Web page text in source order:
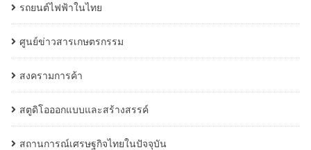
รถยนต์ไฟฟ้าในไทย
ศูนย์ข่าวสารเกษตรกรรม
สงครามการค้า
สตูดิโอออกแบบและสร้างสรรค์
สถานการณ์เศรษฐกิจไทยในปัจจุบัน